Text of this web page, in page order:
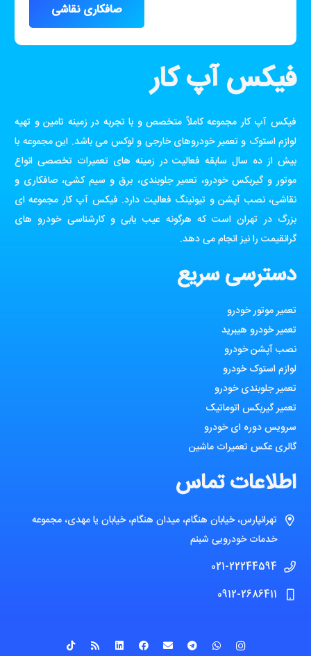
صافکاری نقاشی
فیکس آپ کار
فیکس آپ کار مجموعه کاملاً متخصص و با تجربه در زمینه تامین و تهیه
لوازم استوک و تعمیر خودروهای خارجی و لوکس می باشد. این مجموعه با
بیش از ده سال سابقه فعالیت در زمینه های تعمیرات تخصصی انواع
موتور و گیربکس خودرو، تعمیر جلوبندی، برق و سیم کشی، صافکاری و
نقاشی، نصب آپشن و تیونینگ فعالیت دارد. فیکس آپ کار مجموعه ای
بزرگ در تهران است که هرگونه عیب یابی و کارشناسی خودرو های
گرانقیمت را نیز انجام می دهد.
دسترسی سریع
تعمیر موتور خودرو
تعمیر خودرو هیبرید
نصب آپشن خودرو
لوازم استوک خودرو
تعمیر جلوبندی خودرو
تعمیر گیربکس اتوماتیک
سرویس دوره ای خودرو
گالری عکس تعمیرات ماشین
اطلاعات تماس
تهرانپارس، خیابان هنگام، میدان هنگام، خیابان یا مهدی، مجموعه
خدمات خودرویی شبنم
021-22244594
0912-2686411